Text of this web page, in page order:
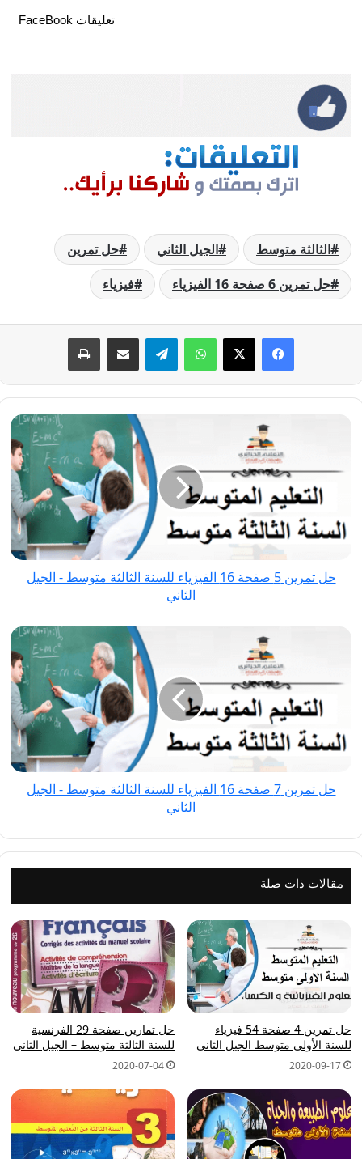
تعليقات FaceBook
الثالثة متوسط الجيل الثاني
حل تمرين
حل تمرين 6 صفحة 16 الفيزياء
فيزياء
فيسبوك
‫X واتسابتيلقراممشاركة عبر البريد طباعة
الفيزياء
للسنة
متوسط
حل تمرين 5 صفحة 16 الفيزياء للسنة الثالثة متوسط - الجيل
الثاني
الفيزياء
للسنة
متوسط
الثاني
حل تمرين 7 صفحة 16 الفيزياء للسنة الثالثة متوسط - الجيل
الثاني
مقالات ذات صلة
حل تمرين 4 صفحة 54 فيزياء
للسنة الأولى متوسط الجيل الثاني
2020-09-17
حل تمارين صفحة 29 الفرنسية
للسنة الثالثة متوسط – الجيل الثاني
2020-07-04